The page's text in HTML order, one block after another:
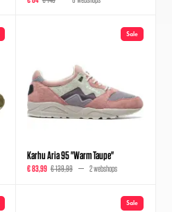
Sale
Karhu Aria 95 "Warm Taupe"
€ 83,99 € 139,99 2 webshops
Sale